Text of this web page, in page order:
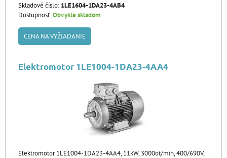
Skladové číslo: 1LE1604-1DA23-4AB4
Dostupnosť:Obvykle skladom
CENA NA VYŽIADANIE
Elektromotor 1LE1004-1DA23-4AA4
Elektromotor 1LE1004-1DA23-4AA4, 11kW, 3000ot/min, 400/690V,